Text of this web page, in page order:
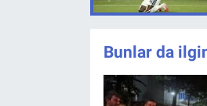
Bunlar da